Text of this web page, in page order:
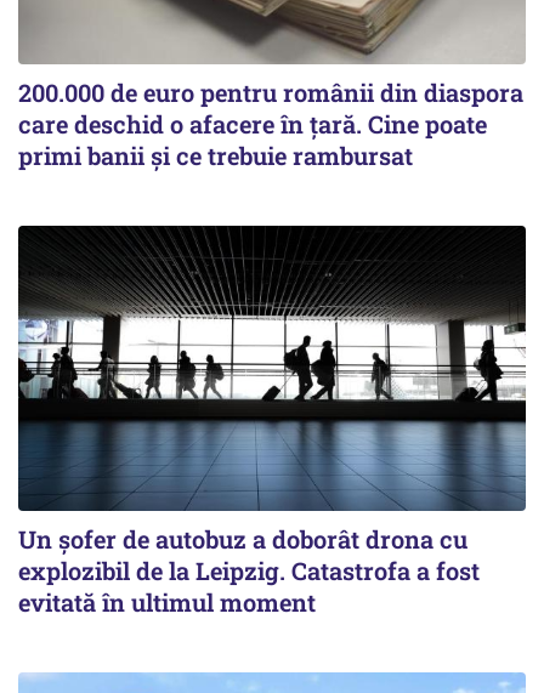
200.000 de euro pentru românii din diaspora
care deschid o afacere în țară. Cine poate
primi banii și ce trebuie rambursat
Un șofer de autobuz a doborât drona cu
explozibil de la Leipzig. Catastrofa a fost
evitată în ultimul moment